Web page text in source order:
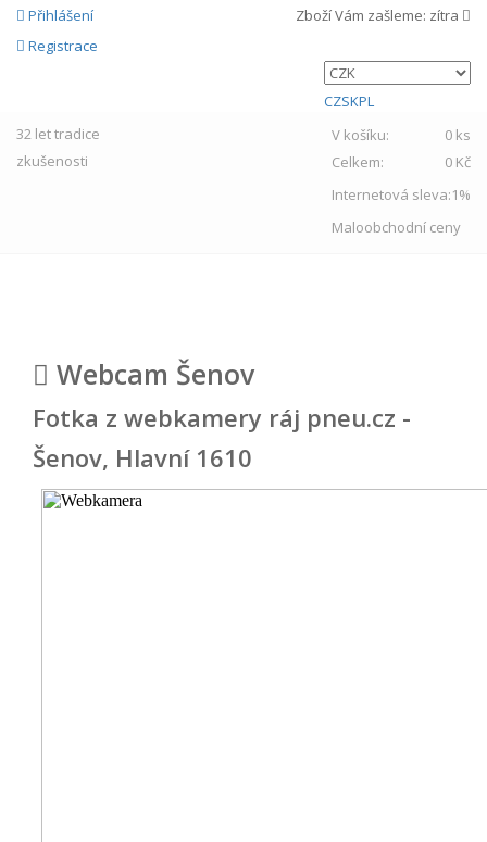
Přihlášení
Registrace
Zboží Vám zašleme: zítra
CZSKPL
32 lettradice
zkušenosti
V košíku:
0 ks
Celkem:
0 Kč
Internetová sleva:1%
Maloobchodní ceny
Webcam Šenov
Fotka z webkamery ráj pneu.cz -
Šenov, Hlavní 1610